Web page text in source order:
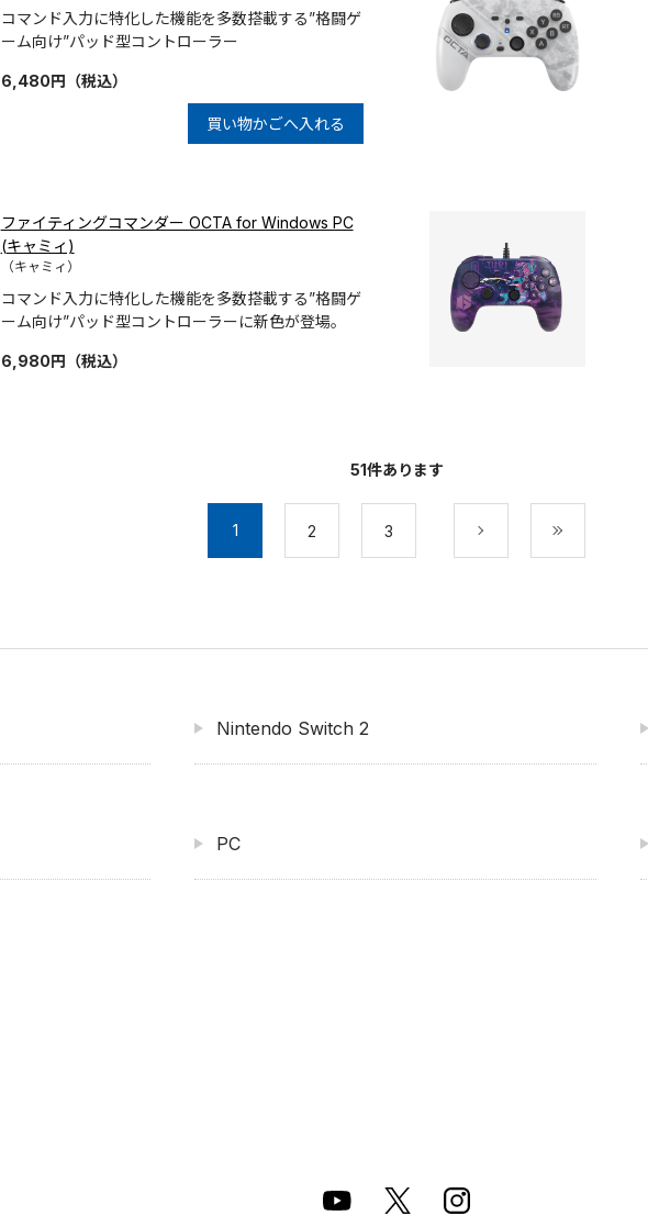
コマンド入力に特化した機能を多数搭載する”格闘ゲ
ーム向け”パッド型コントローラー
6,480円 （税込）
買い物かごへ入れる
ファイティングコマンダー OCTA for Windows PC
(キャミィ)
（キャミィ）
コマンド入力に特化した機能を多数搭載する”格闘ゲ
ーム向け”パッド型コントローラーに新色が登場。
6,980円 （税込）
51件あります
1 2 3
Nintendo Switch 2
PC